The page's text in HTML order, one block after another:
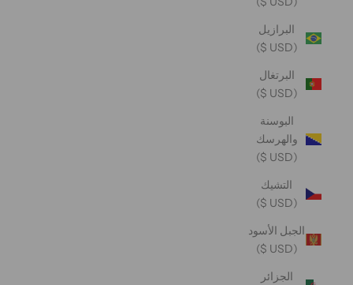
البرازيل
(USD $)
البرتغال
(USD $)
البوسنة
والهرسك
(USD $)
التشيك
(USD $)
الجبل الأسود
(USD $)
الجزائر